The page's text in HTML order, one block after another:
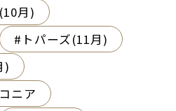
月)
トパーズ(11月)
)
ニア